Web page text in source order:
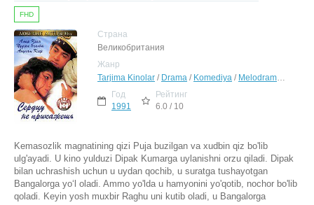
FHD
Страна
Великобритания
Жанр
Tarjima Kinolar / Drama / Komediya / Melodrama /
Год
1991
Рейтинг
6.0 / 10
Kemasozlik magnatining qizi Puja buzilgan va xudbin qiz bo'lib
ulg'ayadi. U kino yulduzi Dipak Kumarga uylanishni orzu qiladi. Dipak
bilan uchrashish uchun u uydan qochib, u suratga tushayotgan
Bangalorga yo‘l oladi. Ammo yo'lda u hamyonini yo'qotib, nochor bo'lib
qoladi. Keyin yosh muxbir Raghu uni kutib oladi, u Bangalorga